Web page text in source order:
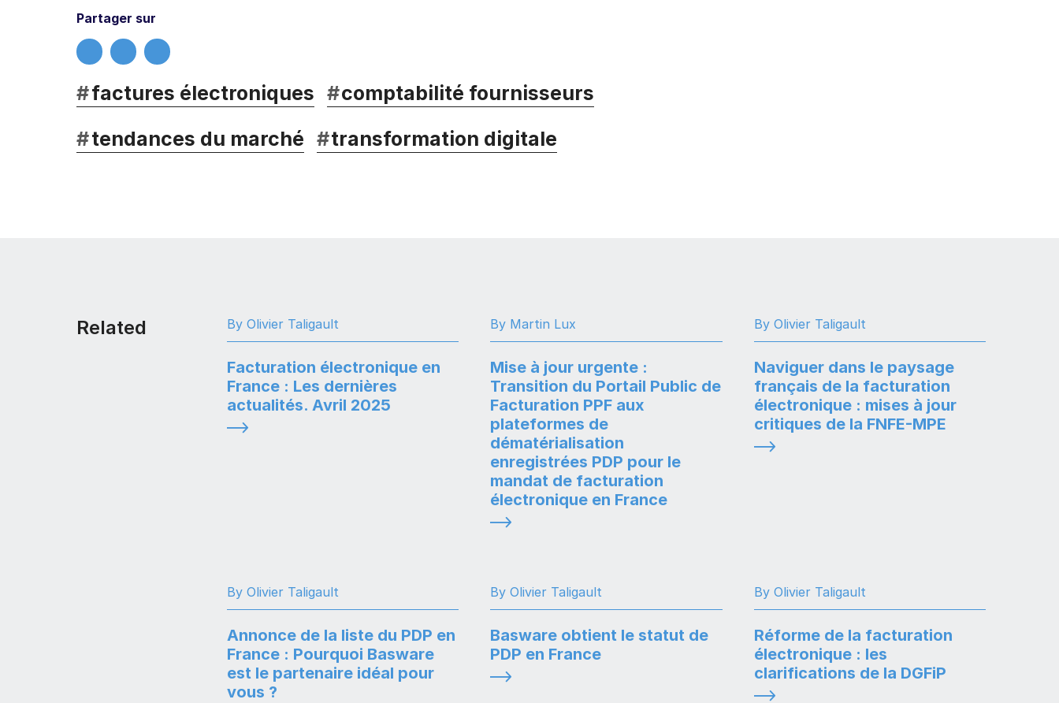
Partager sur
#factures électroniques #comptabilité fournisseurs
#tendances du marché #transformation digitale
Related By Olivier Taligault
Facturation électronique en
France : Les dernières
actualités. Avril 2025
By Martin Lux
Mise à jour urgente :
Transition du Portail Public de
Facturation PPF aux
plateformes de
dématérialisation
enregistrées PDP pour le
mandat de facturation
électronique en France
By Olivier Taligault
Naviguer dans le paysage
français de la facturation
électronique : mises à jour
critiques de la FNFE-MPE
By Olivier Taligault
Annonce de la liste du PDP en
France : Pourquoi Basware
est le partenaire idéal pour
vous ?
By Olivier Taligault
Basware obtient le statut de
PDP en France
By Olivier Taligault
Réforme de la facturation
électronique : les
clarifications de la DGFiP